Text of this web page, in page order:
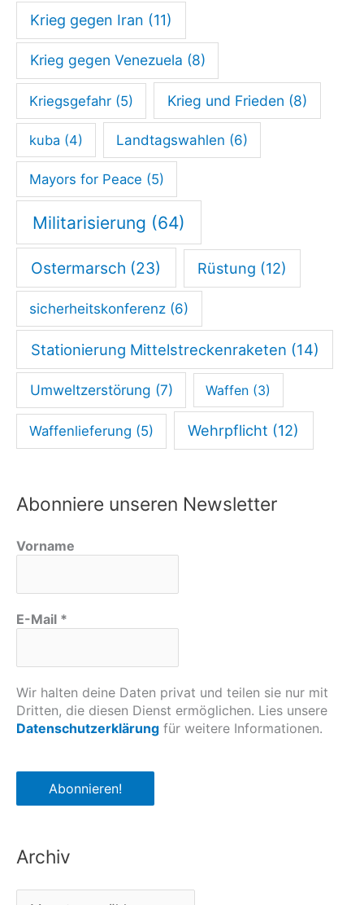
Krieg gegen Iran (11)
Krieg gegen Venezuela (8)
Kriegsgefahr (5) Krieg und Frieden (8)
kuba (4) Landtagswahlen (6)
Mayors for Peace (5)
Militarisierung (64)
Ostermarsch (23) Rüstung (12)
sicherheitskonferenz (6)
Stationierung Mittelstreckenraketen (14)
Umweltzerstörung (7) Waffen (3)
Waffenlieferung (5) Wehrpflicht (12)
Abonniere unseren Newsletter
Vorname
E-Mail *
Wir halten deine Daten privat und teilen sie nur mit
Dritten, die diesen Dienst ermöglichen. Lies unsere
Datenschutzerklärung für weitere Informationen.
Archiv